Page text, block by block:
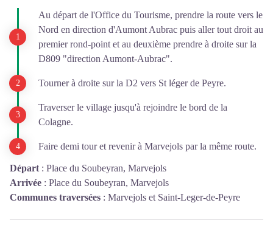
Au départ de l'Office du Tourisme, prendre la route vers le
Nord en direction d'Aumont Aubrac puis aller tout droit au
premier rond-point et au deuxième prendre à droite sur la
D809 "direction Aumont-Aubrac".
Tourner à droite sur la D2 vers St léger de Peyre.
Traverser le village jusqu'à rejoindre le bord de la
Colagne.
Faire demi tour et revenir à Marvejols par la même route.
Départ : Place du Soubeyran, Marvejols
Arrivée : Place du Soubeyran, Marvejols
Communes traversées : Marvejols et Saint-Leger-de-Peyre